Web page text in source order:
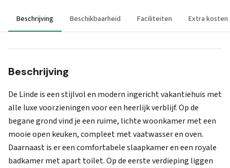
Beschrijving Beschikbaarheid Faciliteiten Extra kosten
Beschrijving
De Linde is een stijlvol en modern ingericht vakantiehuis met
alle luxe voorzieningen voor een heerlijk verblijf. Op de
begane grond vind je een ruime, lichte woonkamer met een
mooie open keuken, compleet met vaatwasser en oven.
Daarnaast is er een comfortabele slaapkamer en een royale
badkamer met apart toilet. Op de eerste verdieping liggen